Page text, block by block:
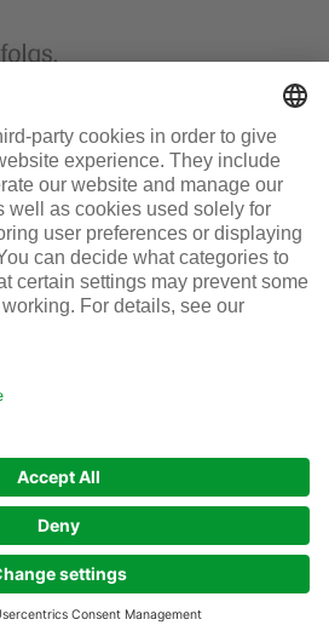
Terms and conditions
Cookie-Settings